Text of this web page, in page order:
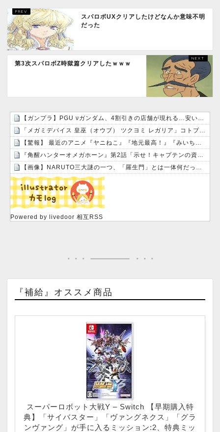
スパロボUXクリアしたけどなんか意味不明
だった
第3次スパロボZ時獄篇クリアしたｗｗｗ
【ガンプラ】PGU νガンダム、4割引きの店舗が現れる…安いけど置く場所が…
「メガミデバイス 皇巫（オウブ） ツクヨミ レガリア」コトブキヤデビュー…
【驚報】 最近のアニメ『ヤニねこ』『地元最高！』『みいちゃんと山田さん』『ドカ食いダイスキ！ もちづきさん』
『角醒ハンターオメガホーン』第2話「示せ！キャプテンの資格！」感想・実況まとめ
【画像】NARUTO三大謎の一つ、「羅生門」とは一体何だったのか！？
Powered by livedoor 相互RSS
『補給』オススメ商品
スーパーロボット大戦Y – Switch 【早期購入特
典】「サイバスター」「ヴァングネクス」「グラ
ンヴァング」が手に入るミッション:2、特典ミッ